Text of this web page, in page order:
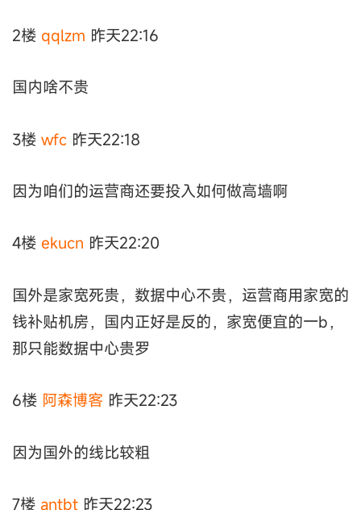
2楼 qqlzm 昨天22:16
国内啥不贵
3楼 wfc 昨天22:18
因为咱们的运营商还要投入如何做高墙啊
4楼 ekucn 昨天22:20
国外是家宽死贵，数据中心不贵，运营商用家宽的
钱补贴机房，国内正好是反的，家宽便宜的一b，
那只能数据中心贵罗
6楼 阿森博客 昨天22:23
因为国外的线比较粗
7楼 antbt 昨天22:23